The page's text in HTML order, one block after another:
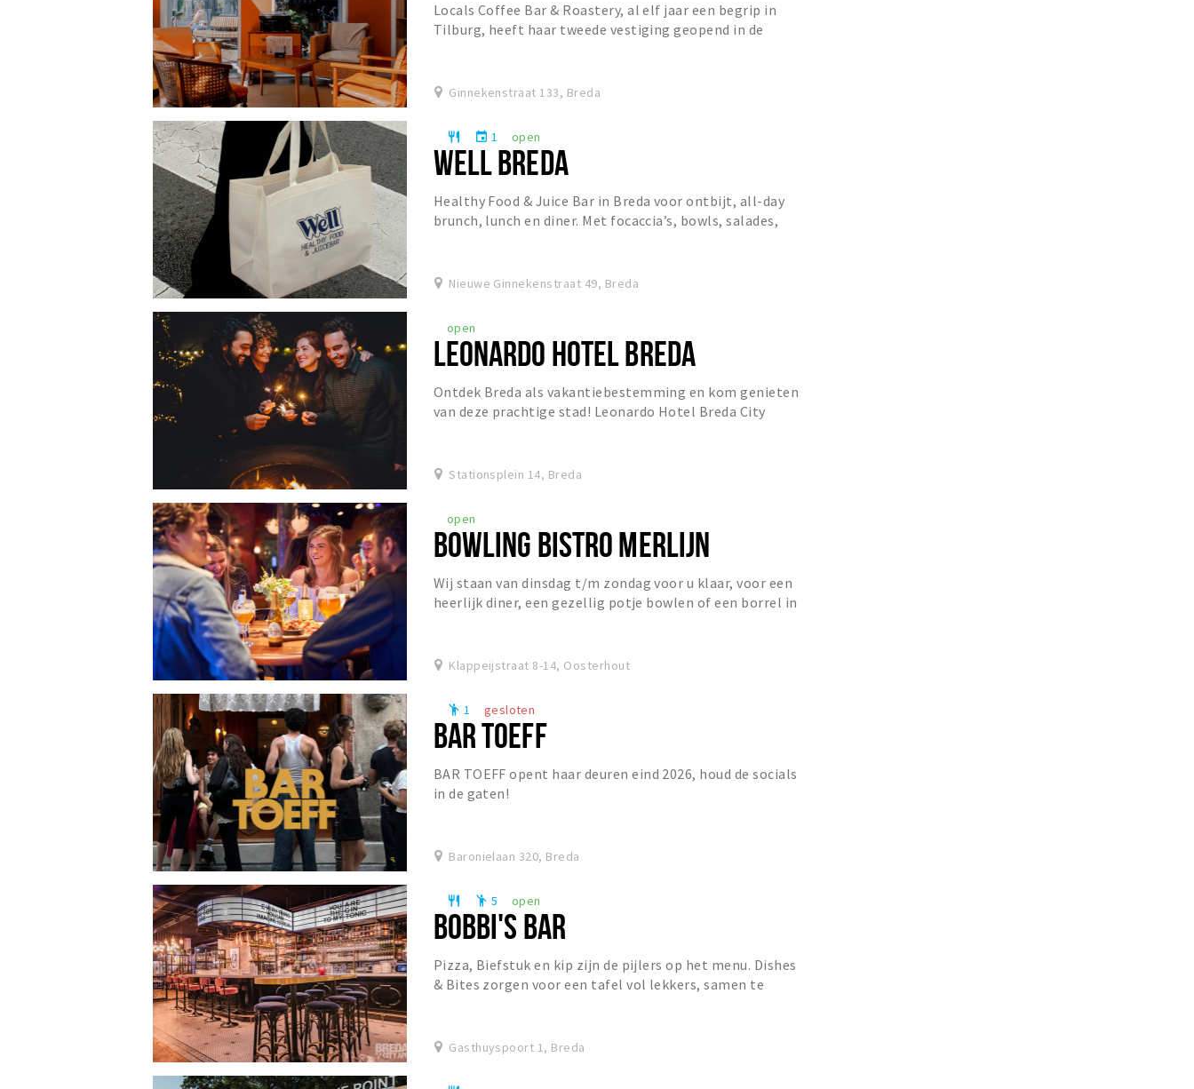
Locals Coffee Bar & Roastery, al elf jaar een begrip in
Tilburg, heeft haar tweede vestiging geopend in de
Ginnekenstraat 133, Breda
restaurant event 1 open
WELL BREDA
Healthy Food & Juice Bar in Breda voor ontbijt, all-day
brunch, lunch en diner. Met focaccia’s, bowls, salades,
Nieuwe Ginnekenstraat 49, Breda
open
LEONARDO HOTEL BREDA
Ontdek Breda als vakantiebestemming en kom genieten
van deze prachtige stad! Leonardo Hotel Breda City
Stationsplein 14, Breda
open
BOWLING BISTRO MERLIJN
Wij staan van dinsdag t/m zondag voor u klaar, voor een
heerlijk diner, een gezellig potje bowlen of een borrel in
Klappeijstraat 8-14, Oosterhout
emoji_people 1 gesloten
BAR TOEFF
BAR TOEFF opent haar deuren eind 2026, houd de socials
in de gaten!
Baronielaan 320, Breda
restaurant emoji_people 5 open
BOBBI'S BAR
Pizza, Biefstuk en kip zijn de pijlers op het menu. Dishes
& Bites zorgen voor een tafel vol lekkers, samen te
Gasthuyspoort 1, Breda